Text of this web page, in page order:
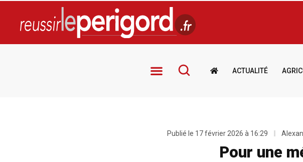
ACTUALITÉ
Publié le 17 février 2026 à 16:29
Pour une